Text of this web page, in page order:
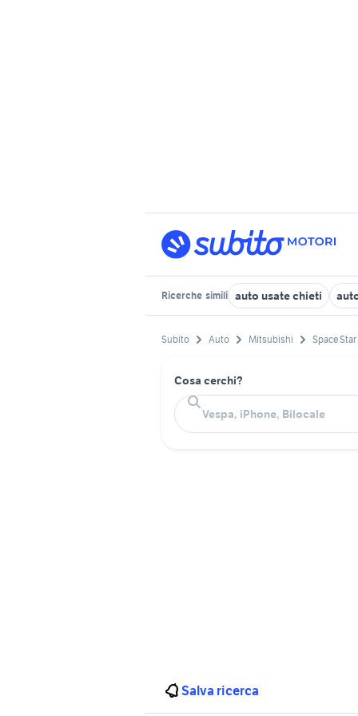
Ricerche simili auto usate chieti
Subito Auto Mitsubishi Space Star
Cosa cerchi?
Salva ricerca